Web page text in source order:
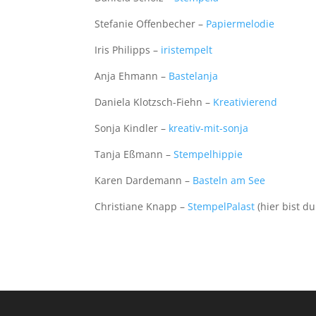
Stefanie Offenbecher – Papiermelodie
Iris Philipps – iristempelt
Anja Ehmann – Bastelanja
Daniela Klotzsch-Fiehn – Kreativierend
Sonja Kindler – kreativ-mit-sonja
Tanja Eßmann – Stempelhippie
Karen Dardemann – Basteln am See
Christiane Knapp –StempelPalast (hier bist